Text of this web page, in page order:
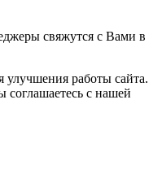
свяжутся с Вами в
работы сайта.
соглашаетесь с нашей